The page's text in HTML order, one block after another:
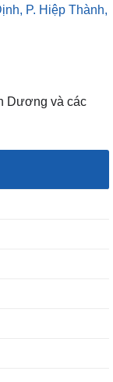
P. Hiệp Thành,
Dương và các